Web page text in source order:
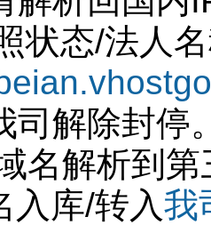
状态/法人
司解除封停
名解析到
入库/转入我